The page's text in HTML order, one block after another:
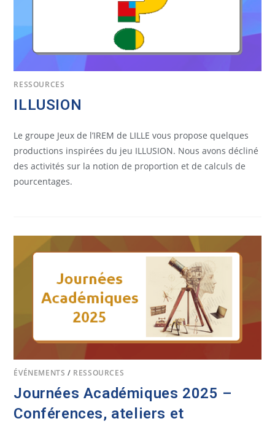
RESSOURCES
ILLUSION
Le groupe Jeux de l’IREM de LILLE vous propose quelques
productions inspirées du jeu ILLUSION. Nous avons décliné
des activités sur la notion de proportion et de calculs de
pourcentages.
ÉVÉNEMENTS / RESSOURCES
Journées Académiques 2025 –
Conférences, ateliers et